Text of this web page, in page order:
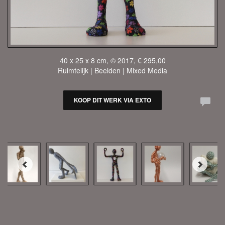
40 x 25 x 8 cm, © 2017, € 295,00
Ruimtelijk | Beelden | Mixed Media
KOOP DIT WERK VIA EXTO